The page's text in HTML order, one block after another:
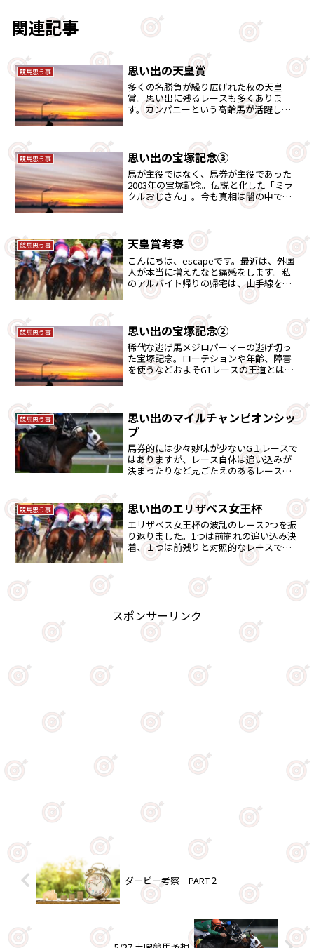
関連記事
競馬思う事 思い出の天皇賞
多くの名勝負が繰り広げれた秋の天皇
賞。思い出に残るレースも多くありま
す。カンパニーという高齢馬が活躍した
競馬思う事 思い出の宝塚記念③
馬が主役ではなく、馬券が主役であった
2003年の宝塚記念。伝説と化した「ミラ
クルおじさん」。今も真相は闇の中では
競馬思う事 天皇賞考察
こんにちは、escapeです。最近は、外国
人が本当に増えたなと痛感をします。私
のアルバイト帰りの帰宅は、山手線を使
います。すると、結構な数の外国人が見
た目ではわかりにくい中国系や韓国系を
いれればかなりの数...
競馬思う事 思い出の宝塚記念②
稀代な逃げ馬メジロパーマーの逃げ切っ
た宝塚記念。ローテションや年齢、障害
を使うなどおよそG1レースの王道とはか
競馬思う事
思い出のマイルチャンピオンシッ
プ
馬券的には少々妙味が少ないG１レースで
はありますが、レース自体は追い込みが
決まったりなど見ごたえのあるレースで
競馬思う事 思い出のエリザベス女王杯
エリザベス女王杯の波乱のレース2つを振
り返りました。1つは前崩れの追い込み決
着、１つは前残りと対照的なレースでは
ありますが、振り返りました。
スポンサーリンク
ダービー考察 PART２